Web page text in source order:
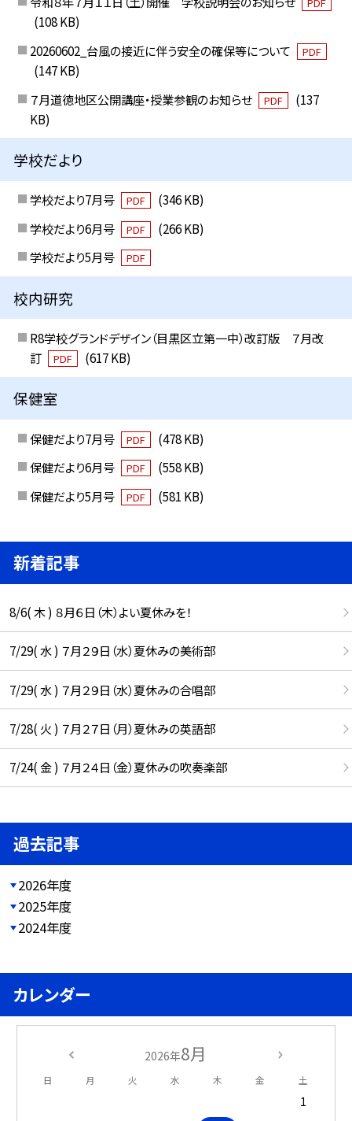
PDF
(108 KB)
20260602_台風の接近に伴う安全の確保等について
PDF
(147 KB)
７月道徳地区公開講座・授業参観のお知らせ
PDF
(137
KB)
学校だより
学校だより7月号 PDF
(346 KB)
学校だより6月号
PDF
(266 KB)
学校だより5月号
PDF
校内研究
R8学校グランドデザイン（目黒区立第一中）改訂版 ７月改
訂
PDF (617 KB)
保健室
保健だより7月号 PDF
(478 KB)
保健だより6月号
PDF
(558 KB)
保健だより5月号
PDF (581 KB)
新着記事
8/6( 木 ) ８月６日（木）よい夏休みを！
7/29( 水 ) ７月２９日（水）夏休みの美術部
7/29( 水 ) ７月２９日（水）夏休みの合唱部
7/28( 火 ) ７月２７日（月）夏休みの英語部
7/24( 金 ) ７月２４日（金）夏休みの吹奏楽部
過去記事
2026年度
2025年度
2024年度
カレンダー
2026年8月
日 月 火 水 木 金 土
1